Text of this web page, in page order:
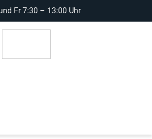
Fr 7:30 – 13:00 Uhr